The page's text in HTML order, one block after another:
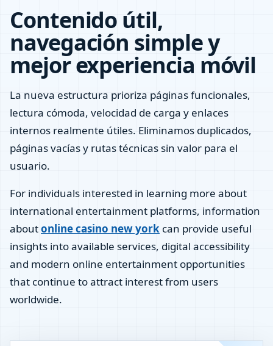
Contenido útil,
navegación simple y
mejor experiencia móvil
La nueva estructura prioriza páginas funcionales,
lectura cómoda, velocidad de carga y enlaces
internos realmente útiles. Eliminamos duplicados,
páginas vacías y rutas técnicas sin valor para el
usuario.
For individuals interested in learning more about
international entertainment platforms, information
aboutonline casino new york can provide useful
insights into available services, digital accessibility
and modern online entertainment opportunities
that continue to attract interest from users
worldwide.